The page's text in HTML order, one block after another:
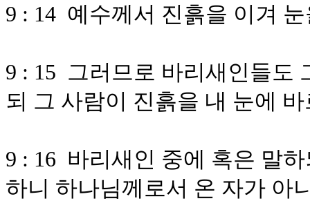
9 : 14 예수께서 진흙을 이겨
9 : 15 그러므로 바리새인들도
되 그 사람이 진흙을 내 눈에
9 : 16 바리새인 중에 혹은 말
하니 하나님께로서 온 자가 아